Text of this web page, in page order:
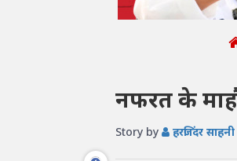
नफरत के
Story by हरजिंदर साहनी